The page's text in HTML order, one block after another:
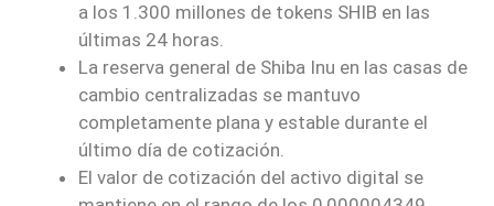
a los 1.300 millones de tokens SHIB en las
últimas 24 horas.
La reserva general de Shiba Inu en las casas de
cambio centralizadas se mantuvo
completamente plana y estable durante el
último día de cotización.
El valor de cotización del activo digital se